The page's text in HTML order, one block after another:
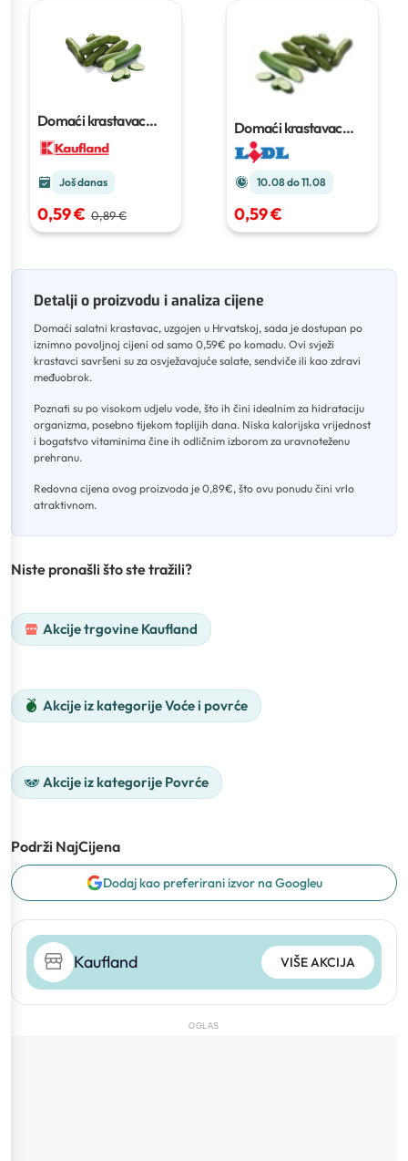
Domaći krastavac
Još danas
0,59 € 0,89 €
Domaći krastavac
salatar
10.08 do 11.08
0,59 €
Detalji o proizvodu i analiza cijene
Domaći salatni krastavac, uzgojen u Hrvatskoj, sada je dostupan po
iznimno povoljnoj cijeni od samo 0,59€ po komadu. Ovi svježi
krastavci savršeni su za osvježavajuće salate, sendviče ili kao zdravi
međuobrok.
Poznati su po visokom udjelu vode, što ih čini idealnim za hidrataciju
organizma, posebno tijekom toplijih dana. Niska kalorijska vrijednost
i bogatstvo vitaminima čine ih odličnim izborom za uravnoteženu
prehranu.
Redovna cijena ovog proizvoda je 0,89€, što ovu ponudu čini vrlo
atraktivnom.
Niste pronašli što ste tražili?
Akcije trgovine Kaufland
Akcije iz kategorije Voće i povrće
Akcije iz kategorije Povrće
Podrži NajCijena
Dodaj kao preferirani izvor na Googleu
Kaufland VIŠE AKCIJA
OGLAS